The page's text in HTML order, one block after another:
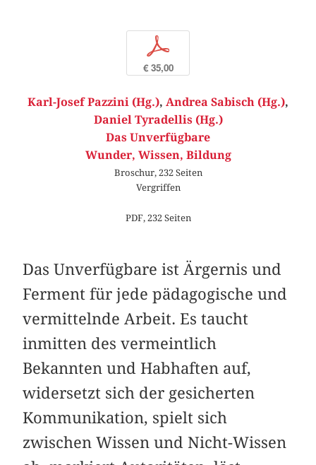
p
€ 35,00
Karl-Josef Pazzini (Hg.), Andrea Sabisch (Hg.),
Daniel Tyradellis (Hg.)
Das Unverfügbare
Wunder, Wissen, Bildung
Broschur, 232 Seiten
Vergriffen
PDF, 232 Seiten
Das Unverfügbare ist Ärgernis und
Ferment für jede pädagogische und
vermittelnde Arbeit. Es taucht
inmitten des vermeintlich
Bekannten und Habhaften auf,
widersetzt sich der gesicherten
Kommunikation, spielt sich
zwischen Wissen und Nicht-Wissen